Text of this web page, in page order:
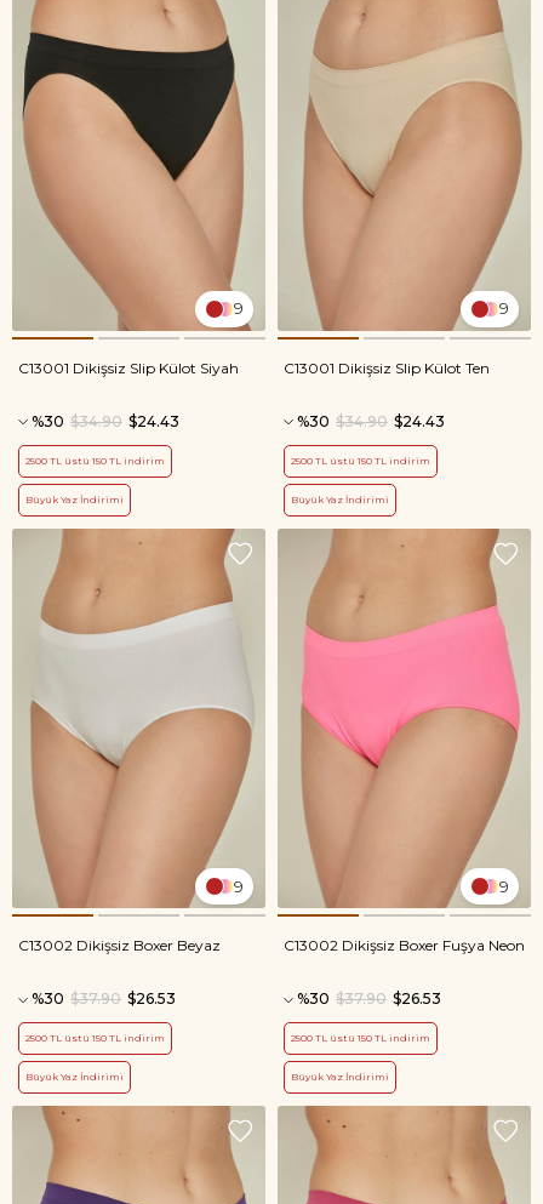
9
C13001 Dikişsiz Slip Külot Siyah
%30 $24.43
$34.90
2500 TL üstü 150 TL indirim
Büyük Yaz İndirimi
9
C13001 Dikişsiz Slip Külot Ten
%30 $24.43
$34.90
2500 TL üstü 150 TL indirim
Büyük Yaz İndirimi
9
C13002 Dikişsiz Boxer Beyaz
%30 $26.53
$37.90
2500 TL üstü 150 TL indirim
Büyük Yaz İndirimi
9
C13002 Dikişsiz Boxer Fuşya Neon
%30 $26.53
$37.90
2500 TL üstü 150 TL indirim
Büyük Yaz İndirimi